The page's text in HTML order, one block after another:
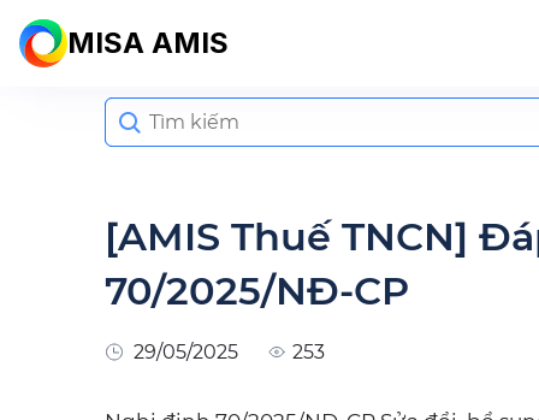
MISA AMIS
Search
for:
[AMIS Thuế TNCN]
70/2025/NĐ-CP
29/05/2025 253